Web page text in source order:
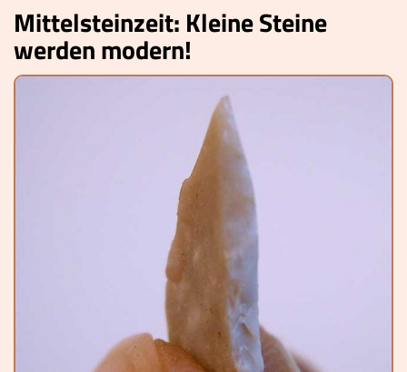
Lucys Wissensbox
Karte
Quiz
Memospiel
Videos
Mach mit!
Buchtipps
Schulmaterialien
Mittelsteinzeit: Kleine Steine
werden modern!